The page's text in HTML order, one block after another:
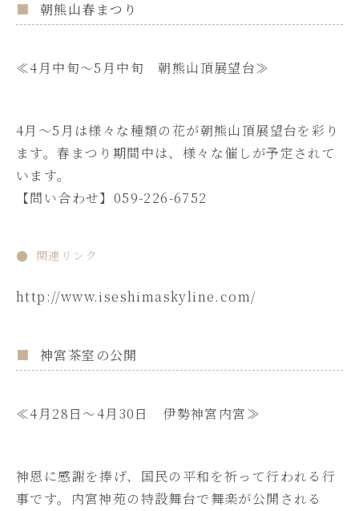
朝熊山春まつり
≪4月中旬～5月中旬 朝熊山頂展望台≫
4月～5月は様々な種類の花が朝熊山頂展望台を彩り
ます。春まつり期間中は、様々な催しが予定されて
います。
【問い合わせ】059-226-6752
関連リンク
http://www.iseshimaskyline.com/
神宮茶室の公開
≪4月28日～4月30日 伊勢神宮内宮≫
神恩に感謝を捧げ、国民の平和を祈って行われる行
事です。内宮神苑の特設舞台で舞楽が公開される